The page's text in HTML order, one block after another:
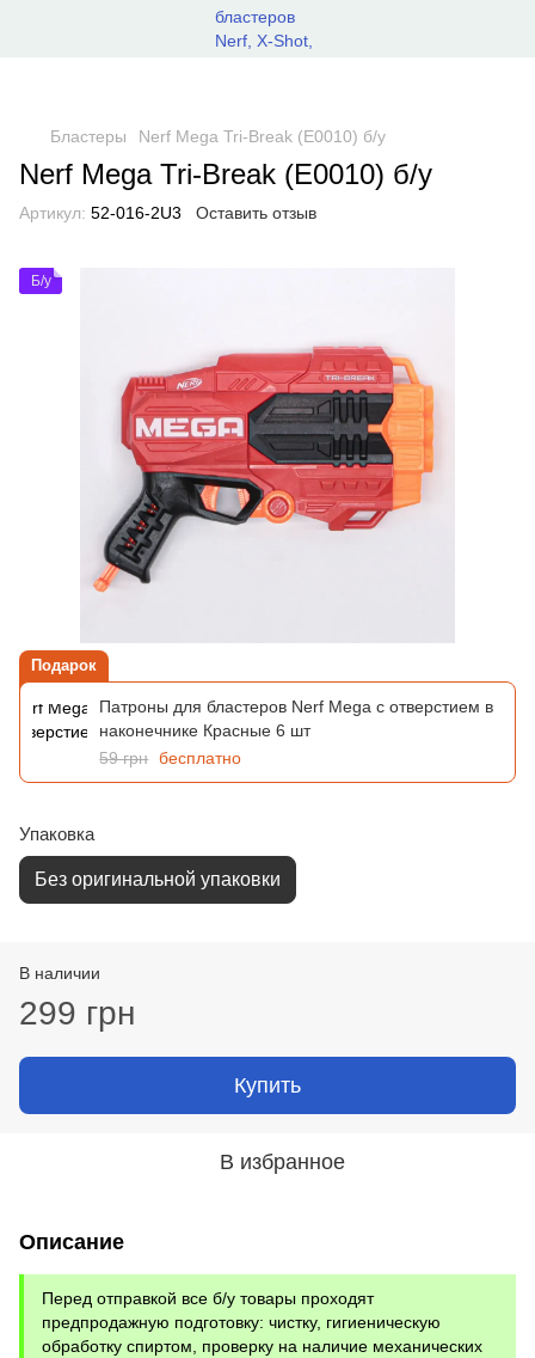
Бластеры Nerf Mega Tri-Break (E0010) б/у
Nerf Mega Tri-Break (E0010) б/у
Артикул: 52-016-2U3 Оставить отзыв
Б/у
Подарок
Патроны для бластеров Nerf Mega с отверстием в
наконечнике Красные 6 шт
59 грн бесплатно
Упаковка
Без оригинальной упаковки
В наличии
299 грн
Купить
В избранное
Описание
Перед отправкой все б/у товары проходят
предпродажную подготовку: чистку, гигиеническую
обработку спиртом, проверку на наличие механических